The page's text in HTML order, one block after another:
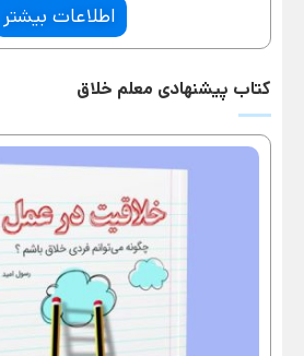
اطلاعات بیشتر
کتاب پیشنهادی معلم خلاق